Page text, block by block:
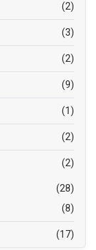
(2)
(3)
(2)
(9)
(1)
(2)
(2)
(28)
(8)
(17)